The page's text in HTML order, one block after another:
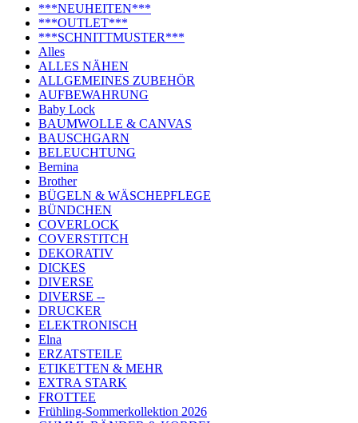
***NEUHEITEN***
***OUTLET***
***SCHNITTMUSTER***
Alles
ALLES NÄHEN
ALLGEMEINES ZUBEHÖR
AUFBEWAHRUNG
Baby Lock
BAUMWOLLE & CANVAS
BAUSCHGARN
BELEUCHTUNG
Bernina
Brother
BÜGELN & WÄSCHEPFLEGE
BÜNDCHEN
COVERLOCK
COVERSTITCH
DEKORATIV
DICKES
DIVERSE
DIVERSE --
DRUCKER
ELEKTRONISCH
Elna
ERZATSTEILE
ETIKETTEN & MEHR
EXTRA STARK
FROTTEE
Frühling-Sommerkollektion 2026